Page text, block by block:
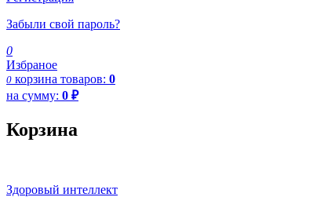
Забыли свой пароль?
0
Избраное
0 корзина товаров: 0
на сумму: 0 ₽
Корзина
Здоровый интеллект